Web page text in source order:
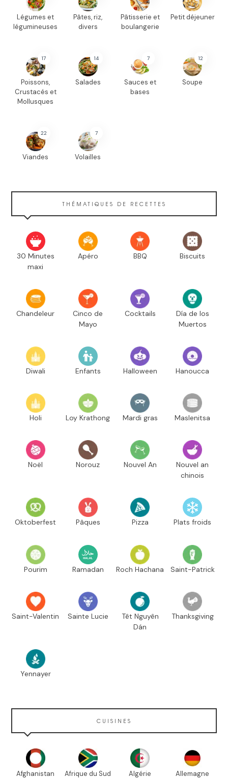
Légumes et
légumineuses
Pâtes, riz,
divers
Pâtisserie et
boulangerie
Petit déjeuner
17
Poissons,
Crustacés et
Mollusques
14
Salades
7
Sauces et
bases
12
Soupe
22
Viandes
7
Volailles
THÉMATIQUES DE RECETTES
30 Minutes
maxi
Apéro BBQ Biscuits
Chandeleur
Cinco de
Mayo
Cocktails
Día de los
Muertos
Diwali Enfants Halloween Hanoucca
Holi Loy Krathong Mardi gras Maslenitsa
Noël Norouz Nouvel An
Nouvel an
chinois
Oktoberfest Pâques Pizza Plats froids
Pourim Ramadan Roch Hachana Saint-Patrick
Saint-Valentin Sainte Lucie
Têt Nguyên
Dán
Thanksgiving
Yennayer
CUISINES
Afghanistan Afrique du Sud Algérie Allemagne